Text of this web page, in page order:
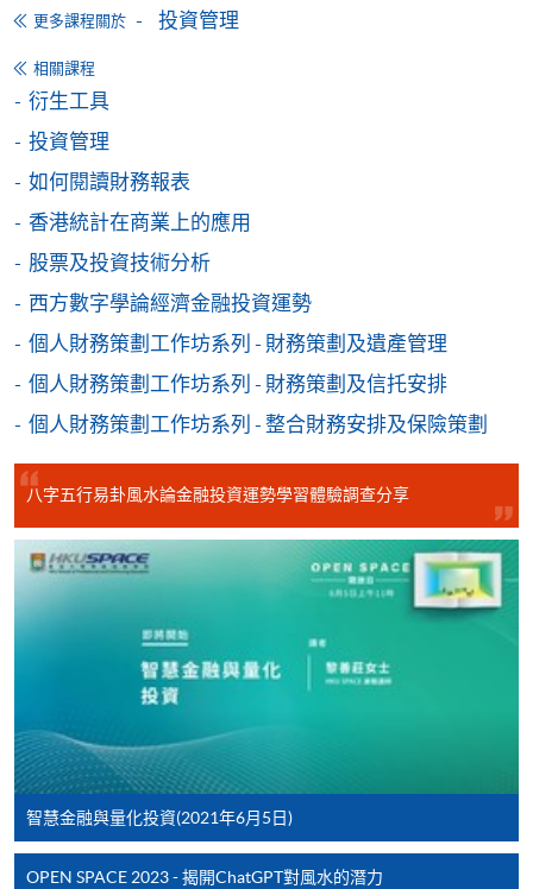
月免息分期付款優惠，必須親臨本學院設有報名服務的教
如欲了解如何於網上報讀新課程及繳費，請瀏覽網上
申請/報讀指南 :
-短期課程
個別學歷頒授課程
報讀同一學歷頒授課程內其他單元
個別課程為須報讀同一學歷頒授課程及其他單元或繳
程設有此服務，課程負責人會通知學員有關程序。
網上支付可通過「繳費靈」(PPS) (不適用於手機)、
VISA 或 Mastercard、「微信支付」(Online WeChat
Pay) 、「支付寶」(Online Alipay) 或 「轉數快」(FPS)
繳付學費。
親身報名/郵遞
報讀新課程
凡以「先到先得」為取錄方式的課程，請填妥
更多課程關於 投資管理
相關課程
衍生工具
投資管理
如何閱讀財務報表
香港統計在商業上的應用
股票及投資技術分析
西方數字學論經濟金融投資運勢
個人財務策劃工作坊系列 - 財務策劃及遺產管理
個人財務策劃工作坊系列 - 財務策劃及信托安排
個人財務策劃工作坊系列 - 整合財務安排及保險策劃
八字五行易卦風水論金融投資運勢學習體驗調查分享
智慧金融與量化投資(2021年6月5日)
OPEN SPACE 2023 - 揭開ChatGPT對風水的潛力